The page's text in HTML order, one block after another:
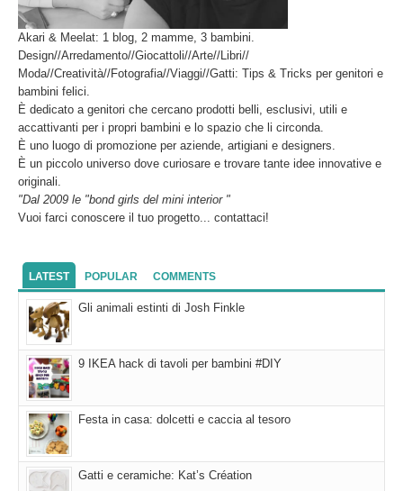
Akari & Meelat: 1 blog, 2 mamme, 3 bambini.
Design//Arredamento//Giocattoli//Arte//Libri//
Moda//Creatività//Fotografia//Viaggi//Gatti: Tips & Tricks per genitori e
bambini felici.
È dedicato a genitori che cercano prodotti belli, esclusivi, utili e
accattivanti per i propri bambini e lo spazio che li circonda.
È uno luogo di promozione per aziende, artigiani e designers.
È un piccolo universo dove curiosare e trovare tante idee innovative e
originali.
"Dal 2009 le "bond girls del mini interior "
Vuoi farci conoscere il tuo progetto... contattaci!
LATEST POPULAR COMMENTS
Gli animali estinti di Josh Finkle
9 IKEA hack di tavoli per bambini #DIY
Festa in casa: dolcetti e caccia al tesoro
Gatti e ceramiche: Kat’s Création